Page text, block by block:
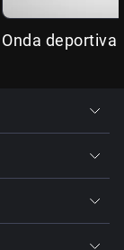
Onda deportiva